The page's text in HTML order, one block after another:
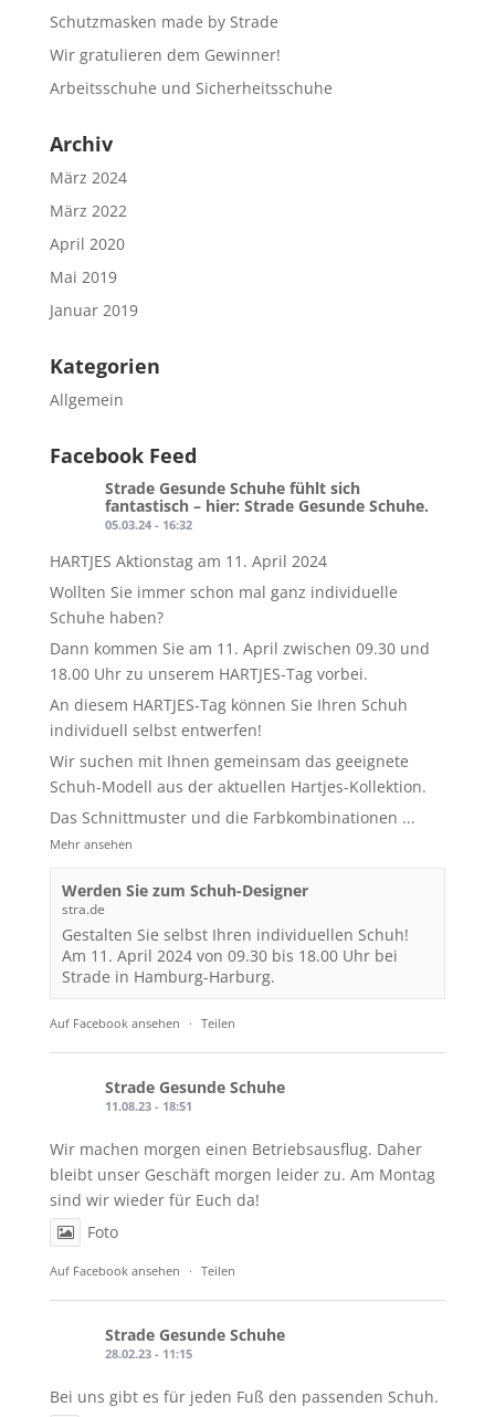
Schutzmasken made by Strade
Wir gratulieren dem Gewinner!
Arbeitsschuhe und Sicherheitsschuhe
Archiv
März 2024
März 2022
April 2020
Mai 2019
Januar 2019
Kategorien
Allgemein
Facebook Feed
Strade Gesunde Schuhe fühlt sich
fantastisch – hier: Strade Gesunde Schuhe.
05.03.24 - 16:32
HARTJES Aktionstag am 11. April 2024
Wollten Sie immer schon mal ganz individuelle
Schuhe haben?
Dann kommen Sie am 11. April zwischen 09.30 und
18.00 Uhr zu unserem HARTJES-Tag vorbei.
An diesem HARTJES-Tag können Sie Ihren Schuh
individuell selbst entwerfen!
Wir suchen mit Ihnen gemeinsam das geeignete
Schuh-Modell aus der aktuellen Hartjes-Kollektion.
Das Schnittmuster und die Farbkombinationen ...
Mehr ansehen
Werden Sie zum Schuh-Designer
stra.de
Gestalten Sie selbst Ihren individuellen Schuh!
Am 11. April 2024 von 09.30 bis 18.00 Uhr bei
Strade in Hamburg-Harburg.
Auf Facebook ansehen · Teilen
Strade Gesunde Schuhe
11.08.23 - 18:51
Wir machen morgen einen Betriebsausflug. Daher
bleibt unser Geschäft morgen leider zu. Am Montag
sind wir wieder für Euch da!
Foto
Auf Facebook ansehen · Teilen
Strade Gesunde Schuhe
28.02.23 - 11:15
Bei uns gibt es für jeden Fuß den passenden Schuh.